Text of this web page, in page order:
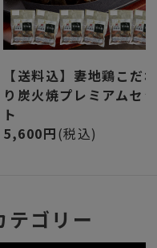
【送料込】妻地鶏こだ
り炭火焼プレミアムセッ
ト
5,600円(税込)
テゴリー